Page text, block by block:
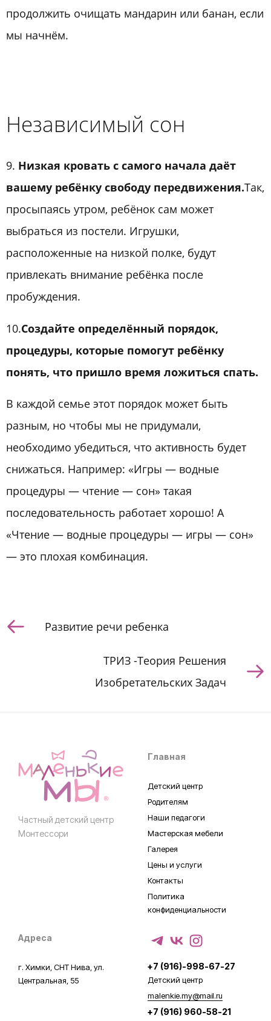
продолжить очищать мандарин или банан, если
мы начнём.
Независимый сон
9. Низкая кровать с самого начала даёт
вашему ребёнку свободу передвижения.Так,
просыпаясь утром, ребёнок сам может
выбраться из постели. Игрушки,
расположенные на низкой полке, будут
привлекать внимание ребёнка после
пробуждения.
10.Создайте определённый порядок,
процедуры, которые помогут ребёнку
понять, что пришло время ложиться спать.
В каждой семье этот порядок может быть
разным, но чтобы мы не придумали,
необходимо убедиться, что активность будет
снижаться. Например: «Игры — водные
процедуры — чтение — сон» такая
последовательность работает хорошо! А
«Чтение — водные процедуры — игры — сон»
— это плохая комбинация.
Развитие речи ребенка
ТРИЗ -Теория Решения
Изобретательских Задач
Частный детский центр
Монтессори
Главная
Детский центр
Родителям
Наши педагоги
Мастерская мебели
Галерея
Цены и услуги
Контакты
Политика
конфиденциальности
Адреса
г. Химки, СНТ Нива, ул.
Центральная, 55
+7 (916)-998-67-27
Детский центр
malenkie.my@mail.ru
+7 (916) 960-58-21